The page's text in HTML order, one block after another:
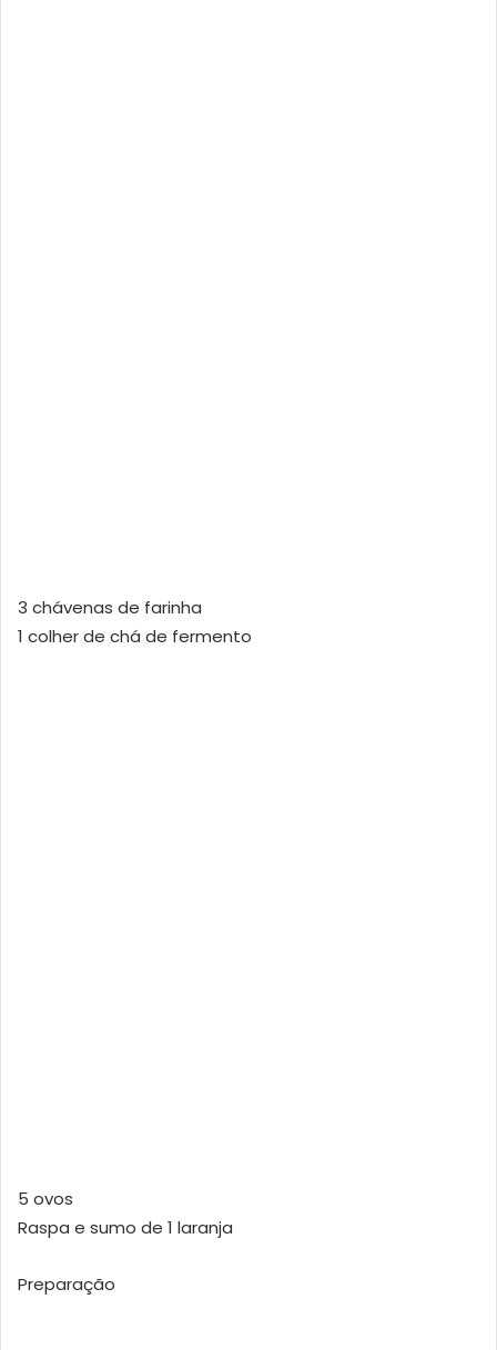
3 chávenas de farinha
1 colher de chá de fermento
5 ovos
Raspa e sumo de 1 laranja
Preparação